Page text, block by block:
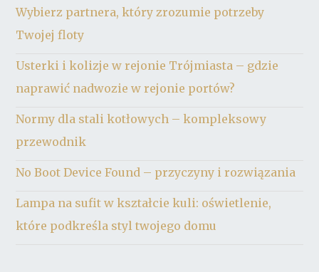
Wybierz partnera, który zrozumie potrzeby
Twojej floty
Usterki i kolizje w rejonie Trójmiasta – gdzie
naprawić nadwozie w rejonie portów?
Normy dla stali kotłowych – kompleksowy
przewodnik
No Boot Device Found – przyczyny i rozwiązania
Lampa na sufit w kształcie kuli: oświetlenie,
które podkreśla styl twojego domu